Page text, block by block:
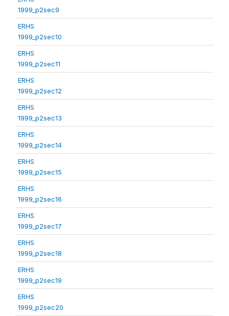
1999_p2sec9
ERHS
1999_p2sec10
ERHS
1999_p2sec11
ERHS
1999_p2sec12
ERHS
1999_p2sec13
ERHS
1999_p2sec14
ERHS
1999_p2sec15
ERHS
1999_p2sec16
ERHS
1999_p2sec17
ERHS
1999_p2sec18
ERHS
1999_p2sec19
ERHS
1999_p2sec20